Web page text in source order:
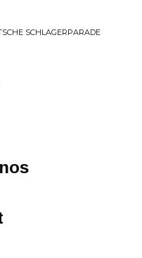
SCHLAGERPARADE